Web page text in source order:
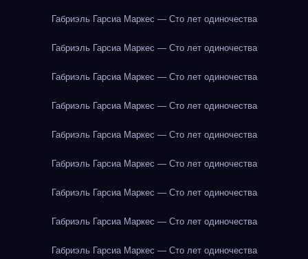
Габриэль Гарсиа Маркес — Сто лет одиночества
Габриэль Гарсиа Маркес — Сто лет одиночества
Габриэль Гарсиа Маркес — Сто лет одиночества
Габриэль Гарсиа Маркес — Сто лет одиночества
Габриэль Гарсиа Маркес — Сто лет одиночества
Габриэль Гарсиа Маркес — Сто лет одиночества
Габриэль Гарсиа Маркес — Сто лет одиночества
Габриэль Гарсиа Маркес — Сто лет одиночества
Габриэль Гарсиа Маркес — Сто лет одиночества